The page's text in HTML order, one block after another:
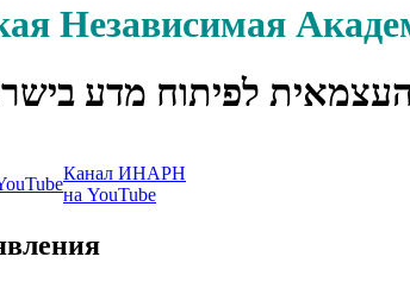
Независимая
לפיתוח מדע
Канал ИНАРН
на YouTube